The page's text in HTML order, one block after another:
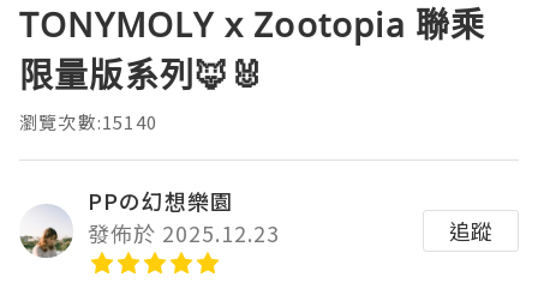
TONYMOLY x Zootopia 聯乘
限量版系列🦊🐰
瀏覽次數:15140
PPの幻想樂園
發佈於 2025.12.23
追蹤